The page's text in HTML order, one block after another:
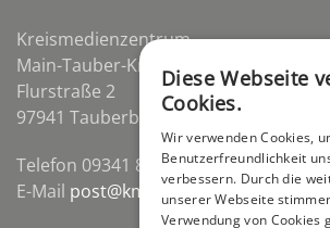
Kreismedienzentrum
Main-Tauber-Kreis
Flurstraße 2
97941 Tauberbischofsheim-
Telefon 09341 84670
E-Mail post@kmz-tbb.de
Diese Webseite
Cookies.
Wir verwenden Cookies,
Benutzerfreundlichkeit
verbessern. Durch die
unserer Webseite
Verwendung von Cookies